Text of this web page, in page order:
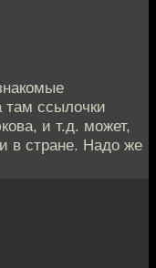
там ссылочки
и т.д. может,
в стране. Надо же